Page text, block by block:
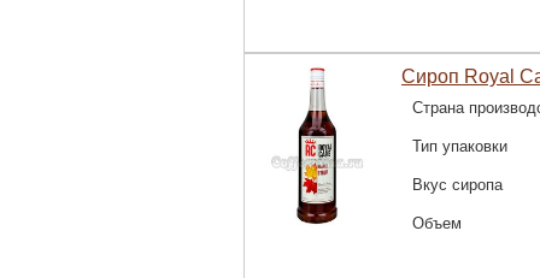
Сироп Royal
Страна
Тип упаковки
Вкус сиропа
Объем